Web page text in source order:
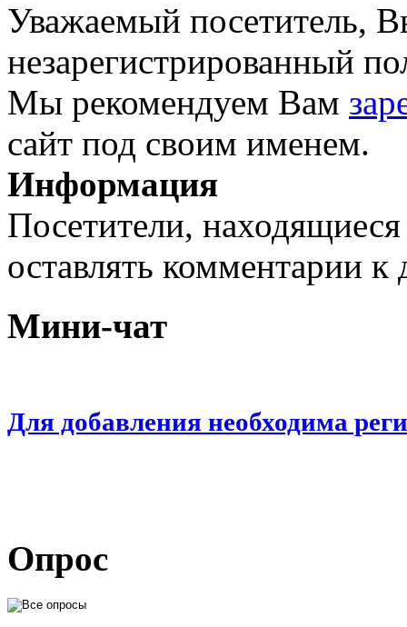
Уважаемый посетитель,
незарегистрированный
Мы рекомендуем Вам
сайт под своим именем.
Информация
Посетители,
оставлять комментарии
Мини-чат
Для добавления необходима
Опрос